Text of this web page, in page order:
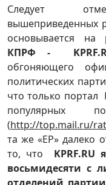
Следует
вышеприведенных
основывается на
КПРФ - KPRF.
обгоняющего
политических
что только портал
популярных
(http://top.mail.ru/
та же «ЕР» далеко
то, что KPRF.RU
восьмидесяти с